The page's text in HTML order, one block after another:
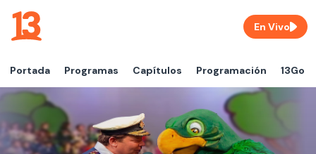
Portada Programas Capítulos Programación 13Go
En Vivo